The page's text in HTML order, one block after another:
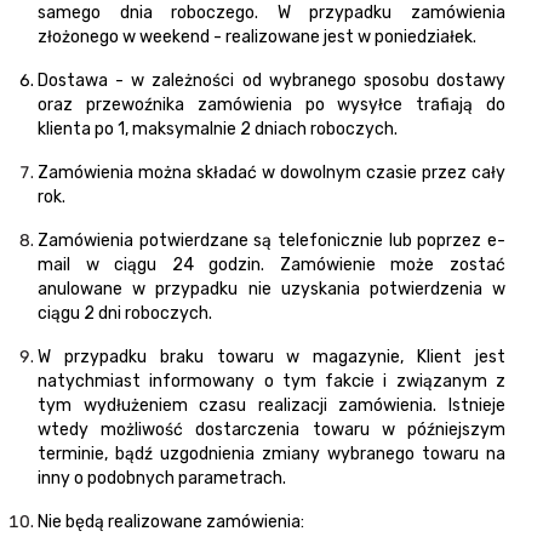
samego dnia roboczego. W przypadku zamówienia
złożonego w weekend - realizowane jest w poniedziałek.
Dostawa - w zależności od wybranego sposobu dostawy
oraz przewoźnika zamówienia po wysyłce trafiają do
klienta po 1, maksymalnie 2 dniach roboczych.
Zamówienia można składać w dowolnym czasie przez cały
rok.
Zamówienia potwierdzane są telefonicznie lub poprzez e-
mail w ciągu 24 godzin. Zamówienie może zostać
anulowane w przypadku nie uzyskania potwierdzenia w
ciągu 2 dni roboczych.
W przypadku braku towaru w magazynie, Klient jest
natychmiast informowany o tym fakcie i związanym z
tym wydłużeniem czasu realizacji zamówienia. Istnieje
wtedy możliwość dostarczenia towaru w późniejszym
terminie, bądź uzgodnienia zmiany wybranego towaru na
inny o podobnych parametrach.
Nie będą realizowane zamówienia: